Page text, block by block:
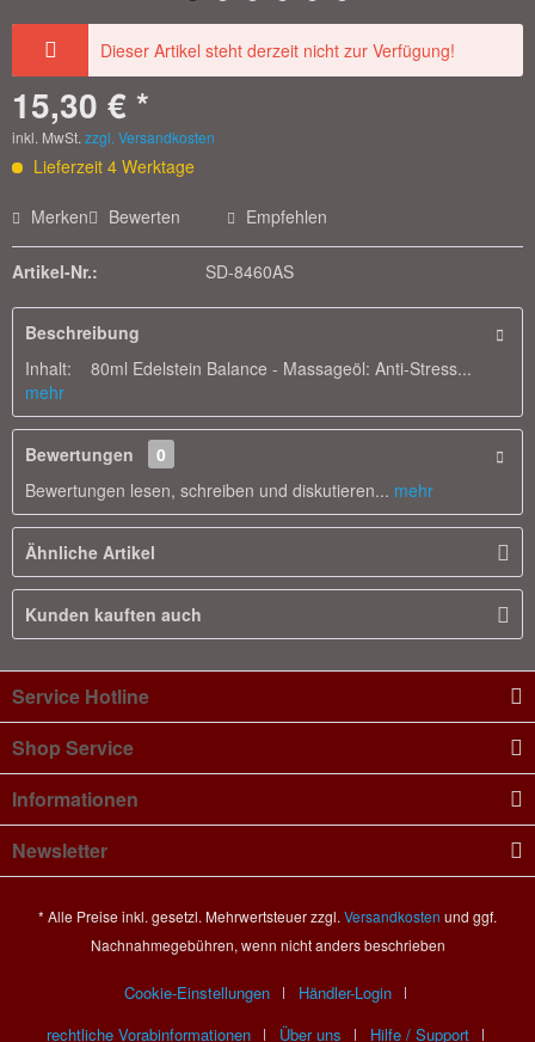
Dieser Artikel steht derzeit nicht zur Verfügung!
15,30 € *
inkl. MwSt. zzgl. Versandkosten
Lieferzeit 4 Werktage
Merken Bewerten Empfehlen
Artikel-Nr.: SD-8460AS
Beschreibung
Inhalt: 80ml Edelstein Balance - Massageöl: Anti-Stress...
mehr
Bewertungen
0
Bewertungen lesen, schreiben und diskutieren... mehr
Ähnliche Artikel
Kunden kauften auch
Service Hotline
Shop Service
Informationen
Newsletter
* Alle Preise inkl. gesetzl. Mehrwertsteuer zzgl. Versandkosten und ggf.
Nachnahmegebühren, wenn nicht anders beschrieben
Cookie-Einstellungen
Händler-Login
rechtliche Vorabinformationen
Über uns Hilfe / Support